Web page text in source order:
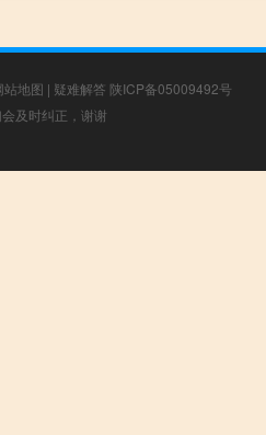
站地图 | 疑难解答 陕ICP备05009492号
及时纠正，谢谢